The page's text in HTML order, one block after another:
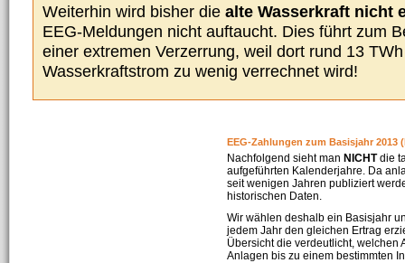
Weiterhin wird bisher die alte Wasserkraft nicht
EEG-Meldungen nicht auftaucht. Dies führt zum
einer extremen Verzerrung, weil dort rund 13
Wasserkraftstrom zu wenig verrechnet wird!
EEG-Zahlungen zum Basisjahr 2013
Nachfolgend sieht man NICHTdie
aufgeführten Kalenderjahre. Da
seit wenigen Jahren publiziert
historischen Daten.
Wir wählen deshalb ein Basisjahr
jedem Jahr den gleichen Ertrag
Übersicht die verdeutlicht, welchen
Anlagen bis zu einem bestimmten